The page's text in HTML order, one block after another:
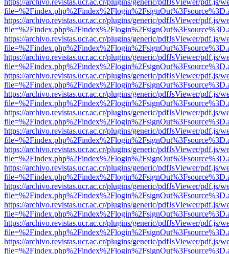
https://archivo.revistas.ucr.ac.cr/plugins/generic/pdfJsViewer/pdf.js/
https://archivo.revistas.ucr.ac.cr/plugins/generic/pdfJsViewer/pdf.js/
https://archivo.revistas.ucr.ac.cr/plugins/generic/pdfJsViewer/pdf.js/
https://archivo.revistas.ucr.ac.cr/plugins/generic/pdfJsViewer/pdf.js/
https://archivo.revistas.ucr.ac.cr/plugins/generic/pdfJsViewer/pdf.js/
https://archivo.revistas.ucr.ac.cr/plugins/generic/pdfJsViewer/pdf.js/
https://archivo.revistas.ucr.ac.cr/plugins/generic/pdfJsViewer/pdf.js/
https://archivo.revistas.ucr.ac.cr/plugins/generic/pdfJsViewer/pdf.js/
https://archivo.revistas.ucr.ac.cr/plugins/generic/pdfJsViewer/pdf.js/
https://archivo.revistas.ucr.ac.cr/plugins/generic/pdfJsViewer/pdf.js/
https://archivo.revistas.ucr.ac.cr/plugins/generic/pdfJsViewer/pdf.js/
https://archivo.revistas.ucr.ac.cr/plugins/generic/pdfJsViewer/pdf.js/
https://archivo.revistas.ucr.ac.cr/plugins/generic/pdfJsViewer/pdf.js/
https://archivo.revistas.ucr.ac.cr/plugins/generic/pdfJsViewer/pdf.js/